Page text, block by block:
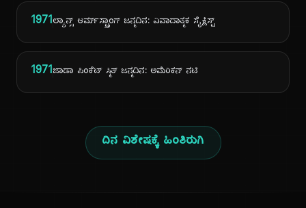
1971ಲ್ಯಾನ್ಸ್ ಆರ್ಮ್‌ಸ್ಟ್ರಾಂಗ್ ಜನ್ಮದಿನ: ವಿವಾದಾತ್ಮಕ ಸೈಕ್ಲಿಸ್ಟ್
1971ಜಾಡಾ ಪಿಂಕೆಟ್ ಸ್ಮಿತ್ ಜನ್ಮದಿನ: ಅಮೆರಿಕನ್ ನಟಿ
ದಿನ ವಿಶೇಷಕ್ಕೆ ಹಿಂತಿರುಗಿ